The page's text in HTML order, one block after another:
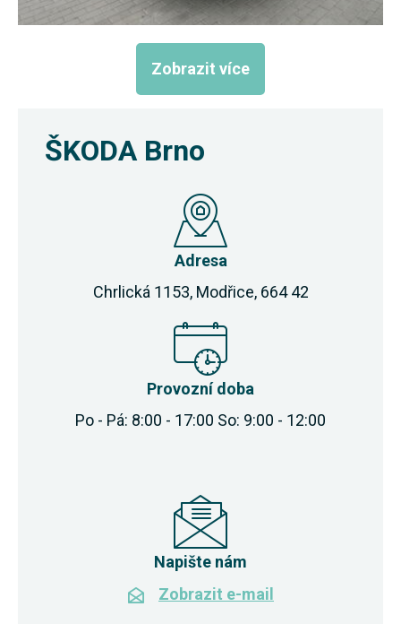
Zobrazit více
ŠKODA Brno
Adresa
Chrlická 1153, Modřice, 664 42
Provozní doba
Po - Pá: 8:00 - 17:00 So: 9:00 - 12:00
Napište nám
Zobrazit e-mail